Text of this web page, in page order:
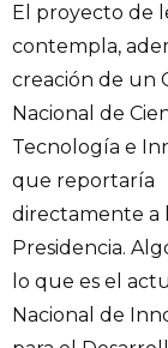
El proyecto de
contempla,
creación de un
Nacional de
Tecnología e
que reportaría
directamente a
Presidencia.
lo que es el
Nacional de